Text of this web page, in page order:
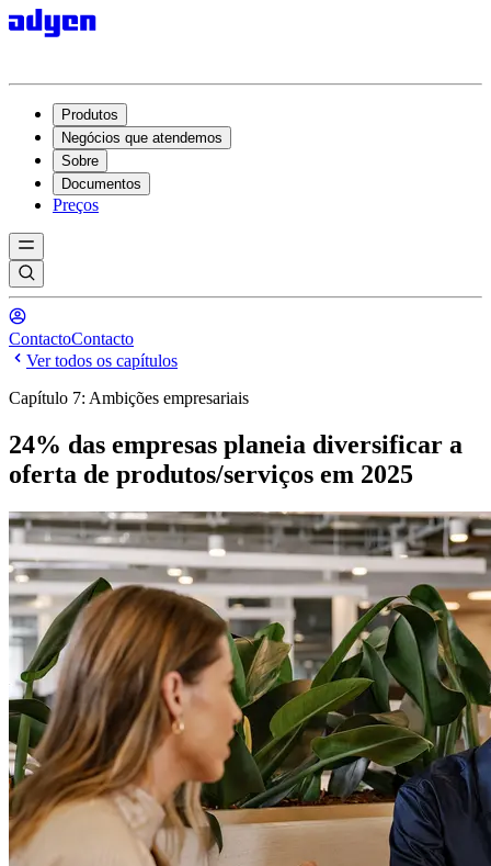
Produtos
Negócios que atendemos
Sobre
Documentos
Preços
ContactoContacto
Ver todos os capítulos
Capítulo 7: Ambições empresariais
24% das empresas planeia diversificar a
oferta de produtos/serviços em 2025